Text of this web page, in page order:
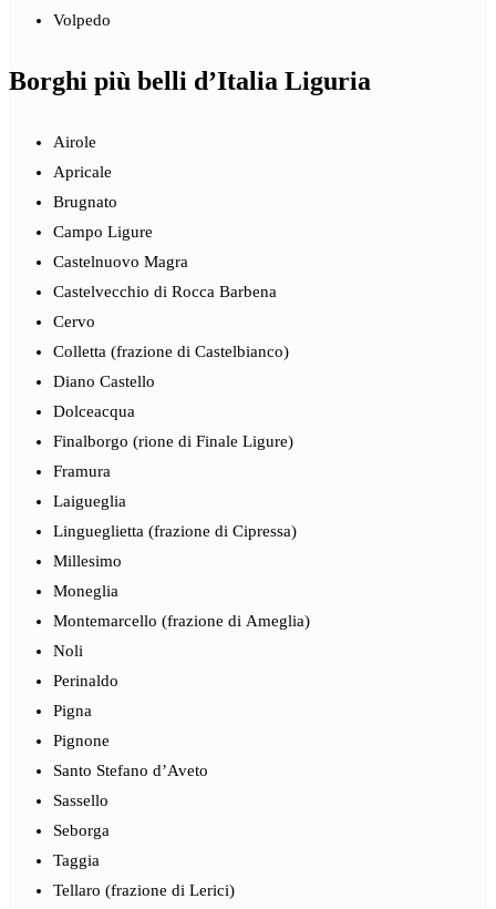
Volpedo
Borghi più belli d’Italia Liguria
Airole
Apricale
Brugnato
Campo Ligure
Castelnuovo Magra
Castelvecchio di Rocca Barbena
Cervo
Colletta (frazione di Castelbianco)
Diano Castello
Dolceacqua
Finalborgo (rione di Finale Ligure)
Framura
Laigueglia
Lingueglietta (frazione di Cipressa)
Millesimo
Moneglia
Montemarcello (frazione di Ameglia)
Noli
Perinaldo
Pigna
Pignone
Santo Stefano d’Aveto
Sassello
Seborga
Taggia
Tellaro (frazione di Lerici)